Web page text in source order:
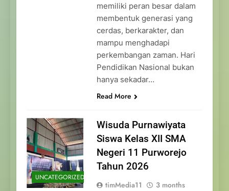
memiliki peran besar dalam
membentuk generasi yang
cerdas, berkarakter, dan
mampu menghadapi
perkembangan zaman. Hari
Pendidikan Nasional bukan
hanya sekadar…
Read More
UNCATEGORIZED
Wisuda Purnawiyata
Siswa Kelas XII SMA
Negeri 11 Purworejo
Tahun 2026
timMedia11
3 months